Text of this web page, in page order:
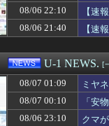
【快挙】野球ゲー
【ｼｺ画像】女さん
【画像】みい山作
【朗報】秋田にア
【衝撃】メイウェ
音楽理論の知識無
【動画】浴衣ギャ
【画像】佳子さま
涌井秀章(40) 2.88 3
08/06 22:10
【速
08/06 21:40
【速
U-1 NEWS. [
08/07 01:09
ミヤ
08/07 00:10
「安
なん
08/06 23:10
クマ